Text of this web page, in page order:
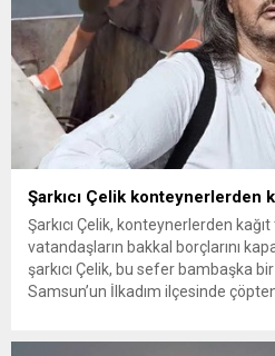
Şarkıcı Çelik konteynerlerden
Şarkıcı Çelik, konteynerlerden
vatandaşların bakkal borçlarını
şarkıcı Çelik, bu sefer bambaşka
Samsun’un İlkadım ilçesinde